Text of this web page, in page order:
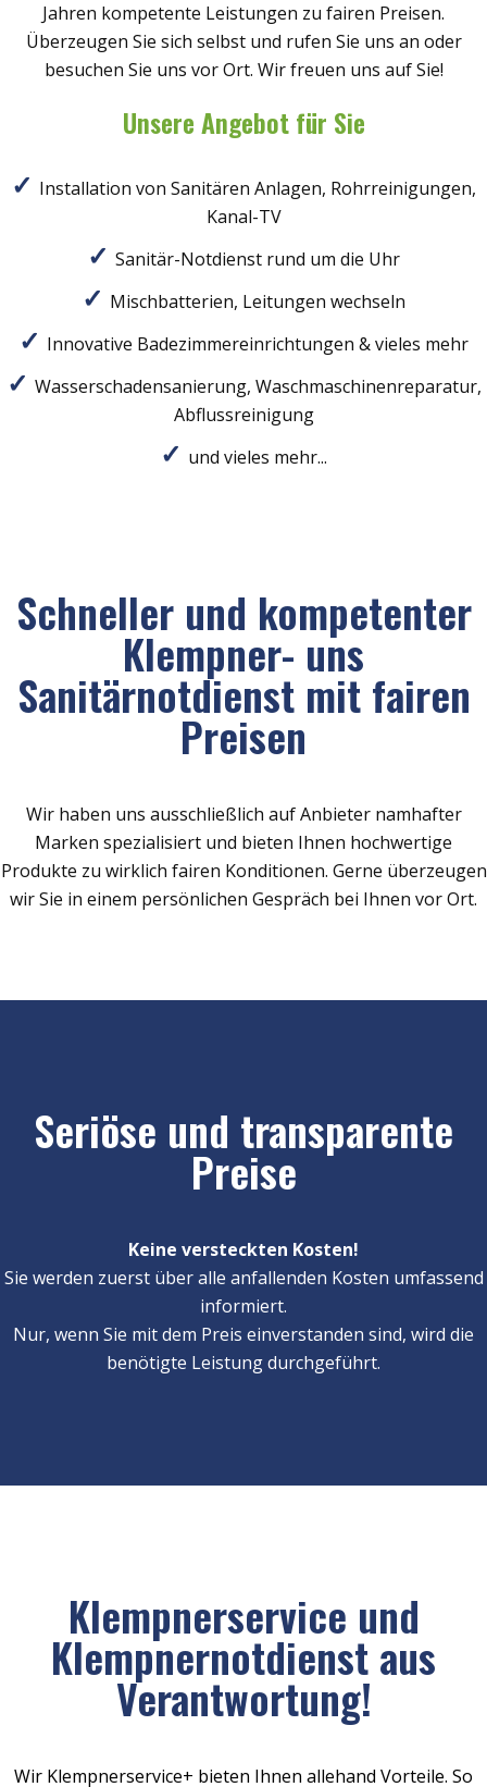
Jahren kompetente Leistungen zu fairen Preisen.
Überzeugen Sie sich selbst und rufen Sie uns an oder
besuchen Sie uns vor Ort. Wir freuen uns auf Sie!
Unsere Angebot für Sie
Installation von Sanitären Anlagen, Rohrreinigungen,
Kanal-TV
Sanitär-Notdienst rund um die Uhr
Mischbatterien, Leitungen wechseln
Innovative Badezimmereinrichtungen & vieles mehr
Wasserschadensanierung, Waschmaschinenreparatur,
Abflussreinigung
und vieles mehr...
Schneller und kompetenter
Klempner- uns
Sanitärnotdienst mit fairen
Preisen
Wir haben uns ausschließlich auf Anbieter namhafter
Marken spezialisiert und bieten Ihnen hochwertige
Produkte zu wirklich fairen Konditionen. Gerne überzeugen
wir Sie in einem persönlichen Gespräch bei Ihnen vor Ort.
Seriöse und transparente
Preise
Keine versteckten Kosten!
Sie werden zuerst über alle anfallenden Kosten umfassend
informiert.
Nur, wenn Sie mit dem Preis einverstanden sind, wird die
benötigte Leistung durchgeführt.
Klempnerservice und
Klempnernotdienst aus
Verantwortung!
Wir Klempnerservice+ bieten Ihnen allehand Vorteile. So